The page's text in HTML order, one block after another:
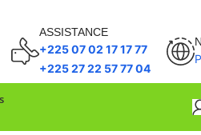
ASSISTANCE
+225 07 02 17 17 77
+225 27 22 57 77 04